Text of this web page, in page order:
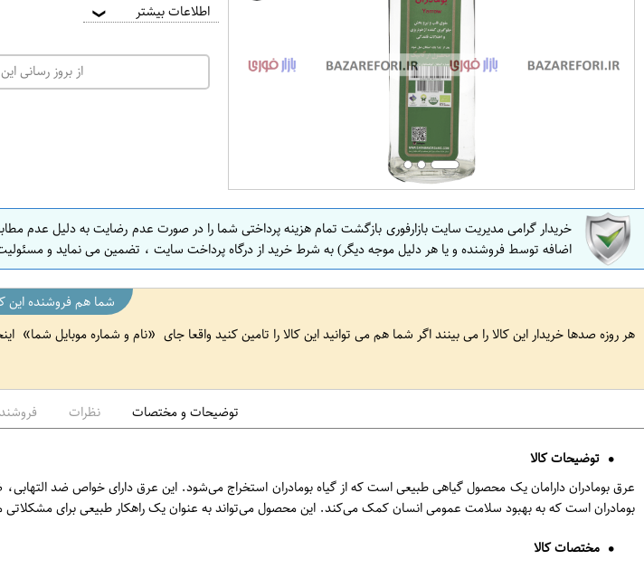
اطلاعات بیشتر ❯
از بروز رسانی
خریدار گرامی مدیریت سایت بازارفوری بازگشت تمام هزینه پرداختی شما را در صورت عدم رضایت به دلیل عدم
اضافه توسط فروشنده و یا هر دلیل موجه دیگر) به شرط خرید از درگاه پرداخت سایت ، تضمین می نماید و
شما هم فروشنده این
هر روزه صدها خریدار این کالا را می بینند اگر شما هم می توانید این کالا را تامین کنید واقعا جای
نام و شماره موبایل شما
توضیحات و مختصات نظرات
توضیحات کالا
بومادران است که به بهبود سلامت عمومی انسان کمک می‌کند. این محصول می‌تواند به عنوان یک راهکار طبیعی برای مشکلاتی
مختصات کالا